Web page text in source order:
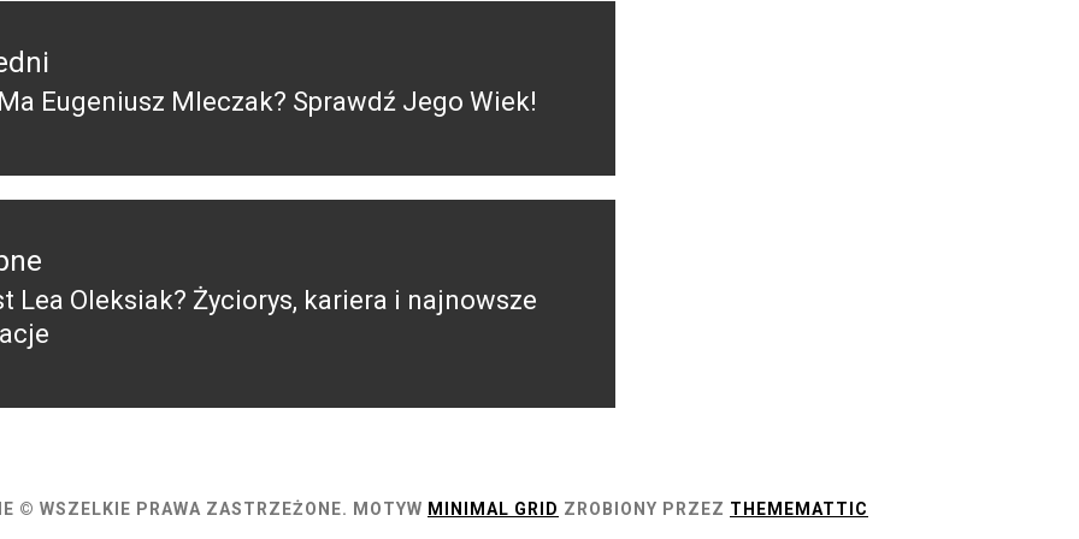
Eugeniusz Mleczak? Sprawdź Jego Wiek!
Lea Oleksiak? Życiorys, kariera i najnowsze
© WSZELKIE PRAWA ZASTRZEŻONE. MOTYW MINIMAL GRID ZROBIONY PRZEZ THEMEMATTIC